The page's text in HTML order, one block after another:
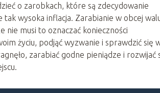
o zarobkach, które są zdecydowanie
wysoka inflacja. Zarabianie w obcej
nie musi to oznaczać konieczności
życiu, podjąć wyzwanie i sprawdzić się
zarabiać godne pieniądze i rozwijać